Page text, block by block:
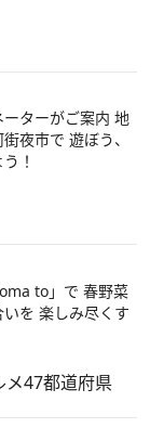
ターがご案内 地
遊ぼう、
！
」で 春野菜
尽くす
メ47都道府県